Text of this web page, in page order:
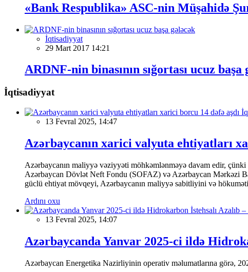
«Bank Respublika» ASC-nin Müşahidə
İqtisadiyyat
29 Mart 2017 14:21
ARDNF-nin binasının sığortası ucuz başa
İqtisadiyyat
13 Fevral 2025, 14:47
Azərbaycanın xarici valyuta ehtiyatları
Azərbaycanın maliyyə vəziyyəti möhkəmlənməyə davam edir,
Azərbaycan Dövlət Neft Fondu (SOFAZ) və Azərbaycan Mərkəzi
güclü ehtiyat mövqeyi, Azərbaycanın maliyyə sabitliyini və
Ardını oxu
13 Fevral 2025, 14:07
Azərbaycanda Yanvar 2025-ci ildə
Azərbaycan Energetika Nazirliyinin operativ məlumatlarına görə,